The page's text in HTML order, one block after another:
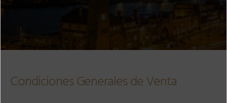
Condiciones Generales de Venta